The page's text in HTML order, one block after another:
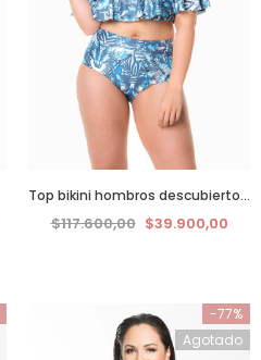
Top bikini hombros descubiertos azul tropical
$117.600,00 $39.900,00
-77%
Agotado